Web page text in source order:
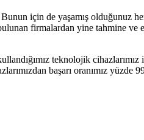
için de yaşamış olduğunuz
firmalardan yine tahmine
teknolojik
başarı oranımız yüzde